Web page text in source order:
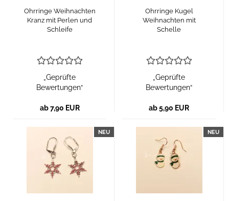
Ohrringe Weihnachten
Kranz mit Perlen und
Schleife
„Geprüfte
Bewertungen“
ab 7,90 EUR
Ohrringe Kugel
Weihnachten mit
Schelle
„Geprüfte
Bewertungen“
ab 5,90 EUR
NEU NEU